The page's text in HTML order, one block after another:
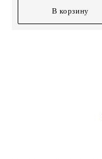
В корзину